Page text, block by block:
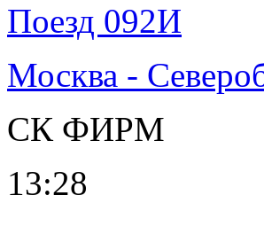
Поезд 092И
Москва -
СК ФИРМ
13:28